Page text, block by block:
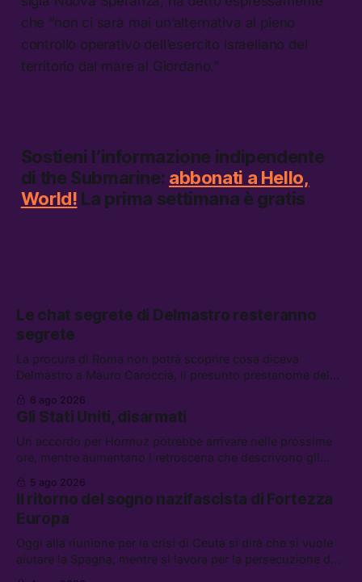
che “non ci sarà mai un’alternativa al pieno
controllo operativo dell’esercito israeliano del
territorio dal mare al Giordano.”
Sostieni l’informazione indipendente
di the Submarine: abbonati a Hello,
World! La prima settimana è gratis
Le chat segrete di Delmastro resteranno
segrete
La procura di Roma non potrà scoprire cosa diceva
Delmastro a Mauro Caroccia, il presunto prestanome del
attacchi in Libano, il governo chiederà 36 miliardi di
flessibilità in armi e energia, e Grokipedia è già stata
abbandonata
6 ago 2026
Gli Stati Uniti, disarmati
Un accordo per Hormuz potrebbe arrivare nelle prossime
ore, mentre aumentano i retroscena che descrivono gli
chi aspetta i dispersi di Ceuta, il boom dei carburanti
diluiti, e quanti attivisti anti data center sono stati arrestati
5 ago 2026
Il ritorno del sogno nazifascista di Fortezza
Europa
Oggi alla riunione per la crisi di Ceuta si dirà che si vuole
aiutare la Spagna, mentre si lavora per la persecuzione dei